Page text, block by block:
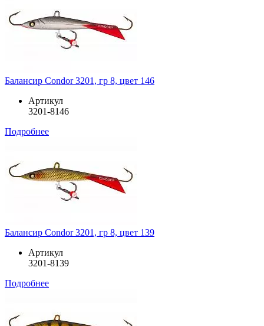
Балансир Condor 3201, гр 8, цвет 146
Артикул
3201-8146
Подробнее
Балансир Condor 3201, гр 8, цвет 139
Артикул
3201-8139
Подробнее